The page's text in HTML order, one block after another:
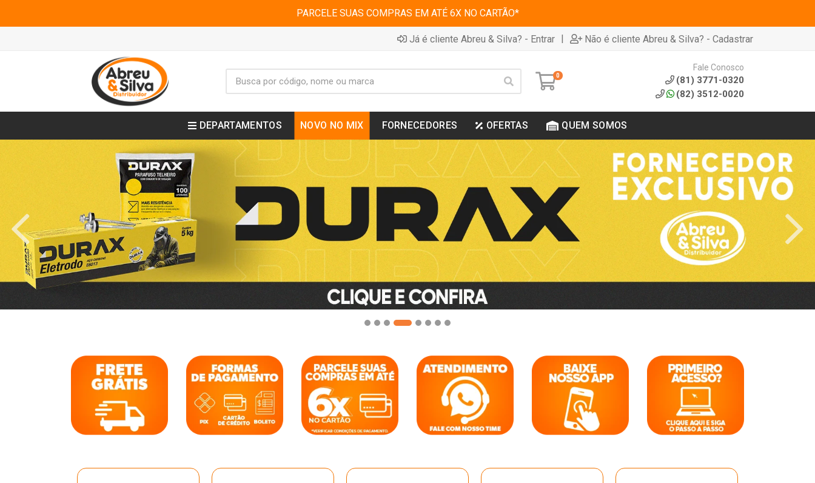
PARCELE SUAS COMPRAS EM ATÉ 6X NO CARTÃO*
Já é cliente Abreu & Silva? - Entrar | Não é cliente Abreu & Silva? - Cadastrar
0
Fale Conosco
(81) 3771-0320
(82) 3512-0020
DEPARTAMENTOS NOVO NO MIX FORNECEDORES OFERTAS QUEM SOMOS